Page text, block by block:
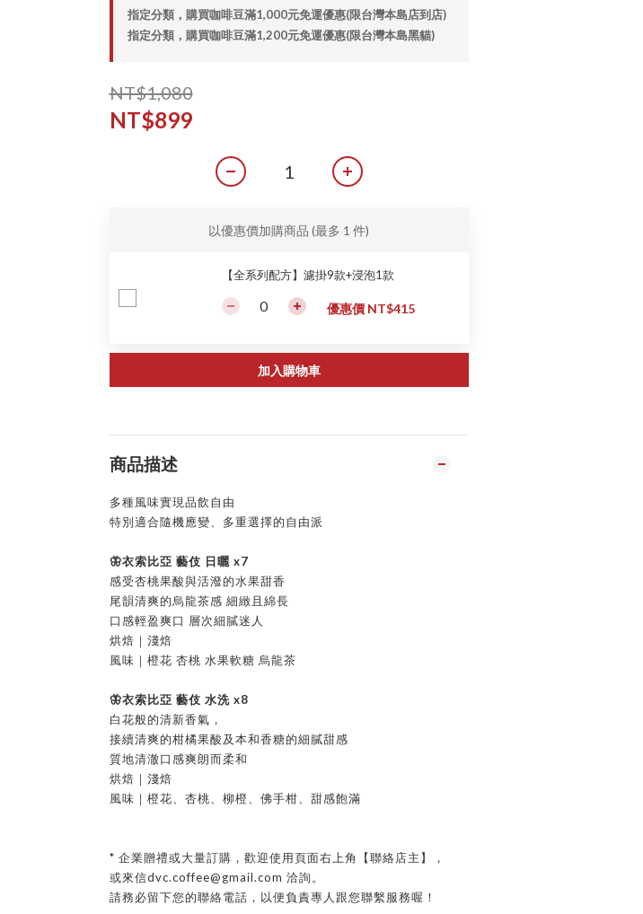
指定分類，購買咖啡豆滿1,000元免運優惠(限台灣本島店到店)
指定分類，購買咖啡豆滿1,200元免運優惠(限台灣本島黑貓)
NT$1,080
NT$899
以優惠價加購商品 (最多 1 件)
【全系列配方】濾掛9款+浸泡1款
優惠價 NT$415
加入購物車
商品描述
多種風味實現品飲自由
特別適合隨機應變、多重選擇的自由派
🦋衣索比亞 藝伎 日曬 x7
感受杏桃果酸與活潑的水果甜香
尾韻清爽的烏龍茶感 細緻且綿長
口感輕盈爽口 層次細膩迷人
烘焙｜淺焙
風味｜橙花 杏桃 水果軟糖 烏龍茶
🦋衣索比亞 藝伎 水洗 x8
白花般的清新香氣，
接續清爽的柑橘果酸及本和香糖的細膩甜感
質地清澈口感爽朗而柔和
烘焙｜淺焙
風味｜橙花、杏桃、柳橙、佛手柑、甜感飽滿
* 企業贈禮或大量訂購，歡迎使用頁面右上角【聯絡店主】，
或來信dvc.coffee@gmail.com 洽詢。
請務必留下您的聯絡電話，以便負責專人跟您聯繫服務喔！